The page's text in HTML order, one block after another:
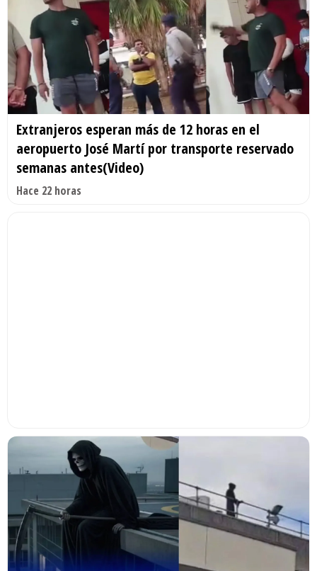
Extranjeros esperan más de 12 horas en el
aeropuerto José Martí por transporte reservado
semanas antes(Video)
Hace 22 horas